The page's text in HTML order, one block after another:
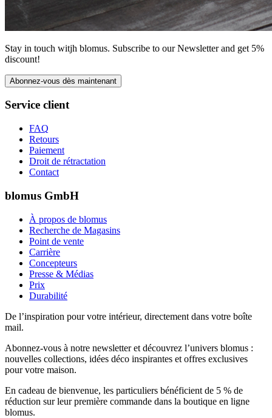
Stay in touch witjh blomus. Subscribe to our Newsletter and get 5%
discount!
Abonnez-vous dès maintenant
Service client
FAQ
Retours
Paiement
Droit de rétractation
Contact
blomus GmbH
À propos de blomus
Recherche de Magasins
Point de vente
Carrière
Concepteurs
Presse & Médias
Prix
Durabilité
De l’inspiration pour votre intérieur, directement dans votre boîte
mail.
Abonnez-vous à notre newsletter et découvrez l’univers blomus :
nouvelles collections, idées déco inspirantes et offres exclusives
pour votre maison.
En cadeau de bienvenue, les particuliers bénéficient de 5 % de
réduction sur leur première commande dans la boutique en ligne
blomus.